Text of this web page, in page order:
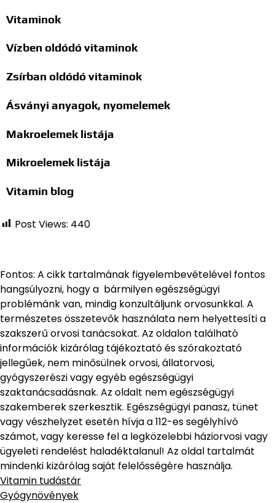
Vitaminok
Vízben oldódó vitaminok
Zsírban oldódó vitaminok
Ásványi anyagok, nyomelemek
Makroelemek listája
Mikroelemek listája
Vitamin blog
Post Views: 440
Fontos: A cikk tartalmának figyelembevételével fontos
hangsúlyozni, hogy a bármilyen egészségügyi
problémánk van, mindig konzultáljunk orvosunkkal. A
természetes összetevők használata nem helyettesíti a
szakszerű orvosi tanácsokat. Az oldalon található
információk kizárólag tájékoztató és szórakoztató
jellegűek, nem minősülnek orvosi, állatorvosi,
gyógyszerészi vagy egyéb egészségügyi
szaktanácsadásnak. Az oldalt nem egészségügyi
szakemberek szerkesztik. Egészségügyi panasz, tünet
vagy vészhelyzet esetén hívja a 112-es segélyhívó
számot, vagy keresse fel a legközelebbi háziorvosi vagy
ügyeleti rendelést haladéktalanul! Az oldal tartalmát
mindenki kizárólag saját felelősségére használja.
Vitamin tudástár
Gyógynövények